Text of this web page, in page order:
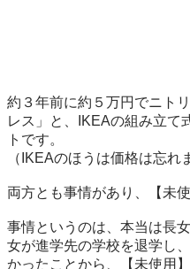
約３年前に約５万円でニト
レス」と、IKEAの組み立て
トです。
（IKEAのほうは価格は忘れ
両方とも事情があり、【未使
事情というのは、本当は長
女が進学先の学校を退学し